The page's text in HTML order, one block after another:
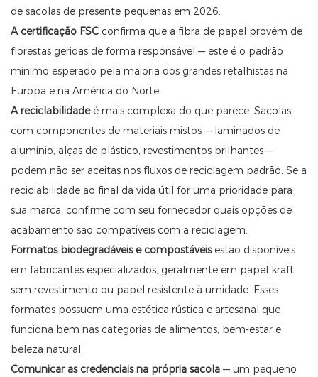
de sacolas de presente pequenas em 2026:
A certificação FSC confirma que a fibra de papel provém de
florestas geridas de forma responsável — este é o padrão
mínimo esperado pela maioria dos grandes retalhistas na
Europa e na América do Norte.
A reciclabilidadeé mais complexa do que parece. Sacolas
com componentes de materiais mistos — laminados de
alumínio, alças de plástico, revestimentos brilhantes —
podem não ser aceitas nos fluxos de reciclagem padrão. Se a
reciclabilidade ao final da vida útil for uma prioridade para
sua marca, confirme com seu fornecedor quais opções de
acabamento são compatíveis com a reciclagem.
Formatos biodegradáveis ​​e compostáveis​​estão disponíveis
em fabricantes especializados, geralmente em papel kraft
sem revestimento ou papel resistente à umidade. Esses
formatos possuem uma estética rústica e artesanal que
funciona bem nas categorias de alimentos, bem-estar e
beleza natural.
Comunicar as credenciais na própria sacola — um pequeno